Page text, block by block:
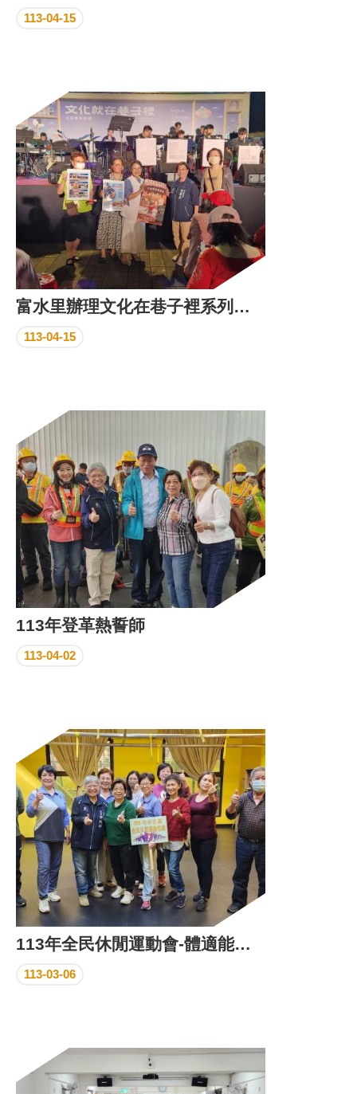
113-04-15
富水里辦理文化在巷子裡系列活動~爵士樂演奏
113-04-15
113年登革熱誓師
113-04-02
113年全民休閒運動會-體適能訓練
113-03-06